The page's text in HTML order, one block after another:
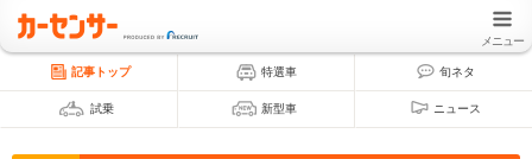
メニュー
記事トップ 特選車 旬ネタ
試乗 新型車 ニュース